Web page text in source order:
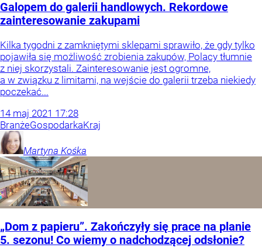
Galopem do galerii handlowych. Rekordowe
zainteresowanie zakupami
Kilka tygodni z zamkniętymi sklepami sprawiło, że gdy tylko
pojawiła się możliwość zrobienia zakupów, Polacy tłumnie
z niej skorzystali. Zainteresowanie jest ogromne,
a w związku z limitami, na wejście do galerii trzeba niekiedy
poczekać...
14 maj 2021 17:28
BranżeGospodarkaKraj
Martyna Kośka
„Dom z papieru”. Zakończyły się prace na planie
5. sezonu! Co wiemy o nadchodzącej odsłonie?